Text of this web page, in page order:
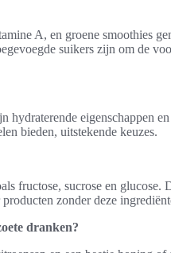
A, en groene smoothies
suikers zijn om de
hydraterende eigenschappen
bieden, uitstekende keuzes.
fructose, sucrose en glucose.
zonder deze
dranken?